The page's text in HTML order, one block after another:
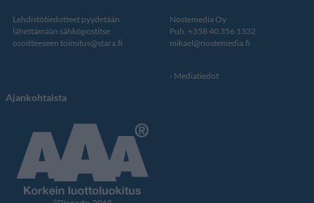
Lehdistötiedotteet pyydetään
lähettämään sähköpostitse
osoitteeseen toimitus@stara.fi
Nostemedia Oy
Puh. +358 40 356 1332
mikael@nostemedia.fi
Mediatiedot
Ajankohtaista